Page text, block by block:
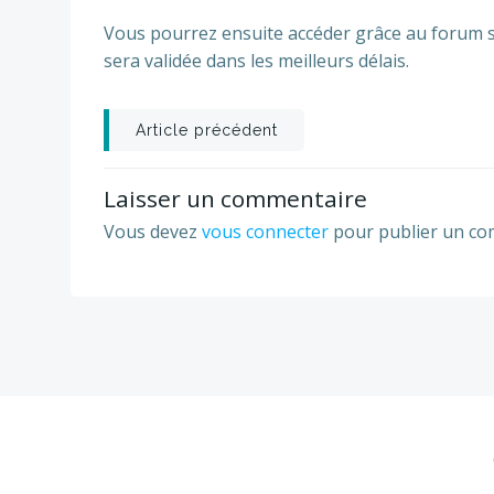
Vous pourrez ensuite accéder grâce au forum
sera validée dans les meilleurs délais.
Post
navigation
Article précédent
Laisser un commentaire
Vous devez vous connecter pour publier un